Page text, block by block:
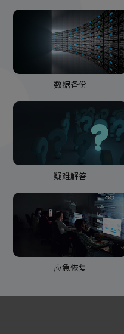
数据备份
疑难解答
应急恢复